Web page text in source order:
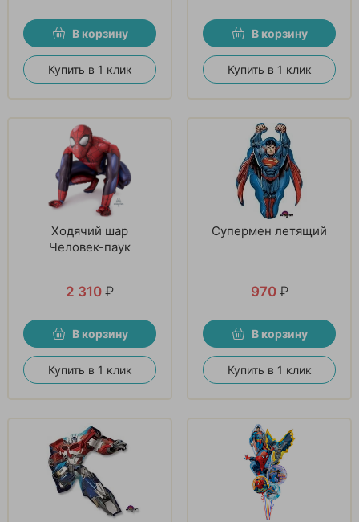
В корзину
Купить в 1 клик
В корзину
Купить в 1 клик
Ходячий шар
Человек-паук
2 310 ₽
В корзину
Купить в 1 клик
Супермен летящий
970 ₽
В корзину
Купить в 1 клик